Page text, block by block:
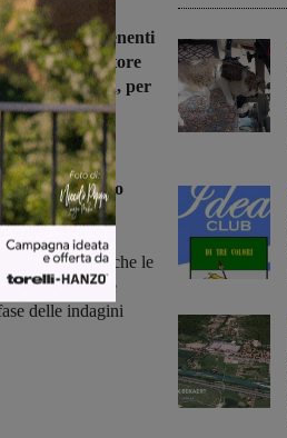
corso
tutti contenenti
L’amministratore
Repubblica, per
di sicurezza
nel più vasto
di Finanza, a
e salute
si precisa che le
probatorie
delle indagini